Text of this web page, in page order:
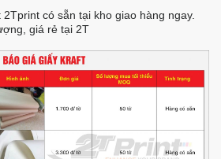
có sẵn tại kho giao hàng ngay.
giá rẻ tại 2T